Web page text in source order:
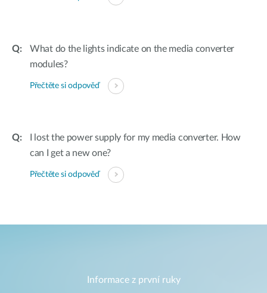
What do the lights indicate on the media converter
modules?
Přečtěte si odpověď
I lost the power supply for my media converter. How
can I get a new one?
Přečtěte si odpověď
Informace z první ruky